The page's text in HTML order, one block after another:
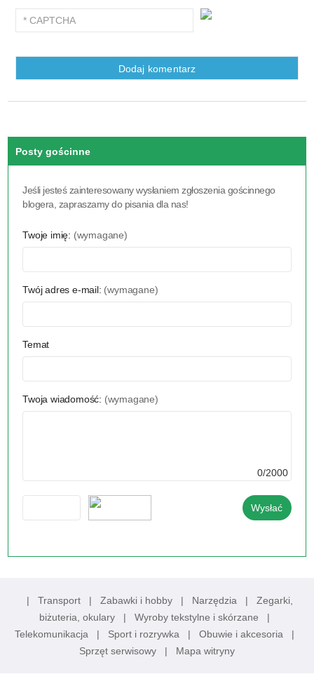
Posty gościnne
Jeśli jesteś zainteresowany wysłaniem zgłoszenia gościnnego
blogera, zapraszamy do pisania dla nas!
Twoje imię: (wymagane)
Twój adres e-mail: (wymagane)
Temat
Twoja wiadomość: (wymagane)
0/2000
| Transport | Zabawki i hobby | Narzędzia | Zegarki,
biżuteria, okulary
| Wyroby tekstylne i skórzane
|
Telekomunikacja
| Sport i rozrywka | Obuwie i akcesoria
|
Sprzęt serwisowy
| Mapa witryny